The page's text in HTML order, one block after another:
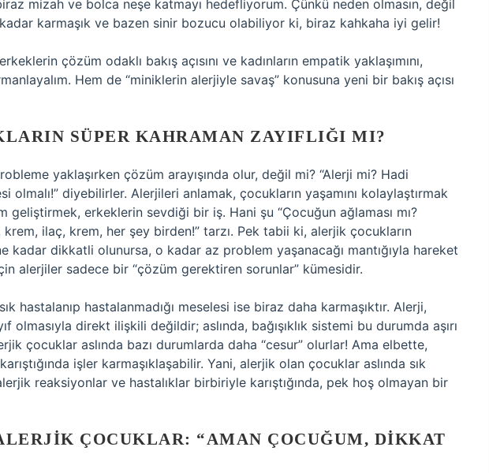
mizah ve bolca neşe katmayı hedefliyorum. Çünkü neden olmasın, değil
karmaşık ve bazen sinir bozucu olabiliyor ki, biraz kahkaha iyi gelir!
çözüm odaklı bakış açısını ve kadınların empatik yaklaşımını,
Hem de “miniklerin alerjiyle savaş” konusuna yeni bir bakış açısı
SÜPER KAHRAMAN ZAYIFLIĞI MI?
yaklaşırken çözüm arayışında olur, değil mi? “Alerji mi? Hadi
olmalı!” diyebilirler. Alerjileri anlamak, çocukların yaşamını kolaylaştırmak
geliştirmek, erkeklerin sevdiği bir iş. Hani şu “Çocuğun ağlaması mı?
krem, ilaç, krem, her şey birden!” tarzı. Pek tabii ki, alerjik çocukların
kadar dikkatli olunursa, o kadar az problem yaşanacağı mantığıyla hareket
alerjiler sadece bir “çözüm gerektiren sorunlar” kümesidir.
hastalanıp hastalanmadığı meselesi ise biraz daha karmaşıktır. Alerji,
olmasıyla direkt ilişkili değildir; aslında, bağışıklık sistemi bu durumda aşırı
çocuklar aslında bazı durumlarda daha “cesur” olurlar! Ama elbette,
işler karmaşıklaşabilir. Yani, alerjik olan çocuklar aslında sık
reaksiyonlar ve hastalıklar birbiriyle karıştığında, pek hoş olmayan bir
ÇOCUKLAR: “AMAN ÇOCUĞUM, DIKKAT